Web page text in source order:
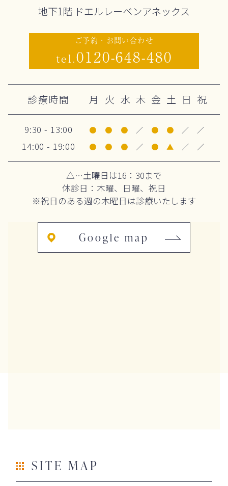
地下1階 ドエルレーベンアネックス
ご予約・お問い合わせ
tel.0120-648-480
診療時間 月 火 水 木 金 土 日 祝
9:30 - 13:00 ● ● ● ／ ● ● ／ ／
14:00 - 19:00 ● ● ● ／ ● ▲ ／ ／
△…土曜日は16：30まで
休診日：木曜、日曜、祝日
※祝日のある週の木曜日は診療いたします
Google map
SITE MAP